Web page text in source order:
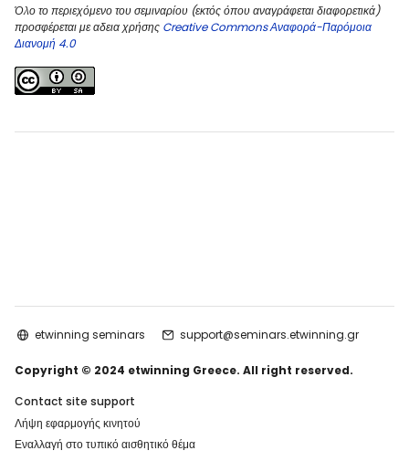
Όλο το περιεχόμενο του σεμιναρίου (εκτός όπου αναγράφεται διαφορετικά)
προσφέρεται με αδεια χρήσης Creative Commons Αναφορά-Παρόμοια
Διανομή 4.0
etwinning seminars support@seminars.etwinning.gr
Copyright © 2024 etwinning Greece. All right reserved.
Contact site support
Λήψη εφαρμογής κινητού
Εναλλαγή στο τυπικό αισθητικό θέμα